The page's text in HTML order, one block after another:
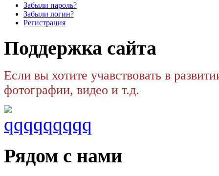
Забыли пароль?
Забыли логин?
Регистрация
Поддержка сайта
Если вы хотите учавствовать в
фотографии, видео и т.д.
Рядом с нами